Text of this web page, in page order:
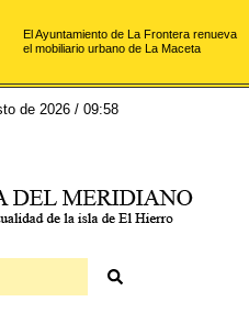
El Ayuntamiento de La Frontera renueva
el mobiliario urbano de La Maceta
de 2026 / 09:58